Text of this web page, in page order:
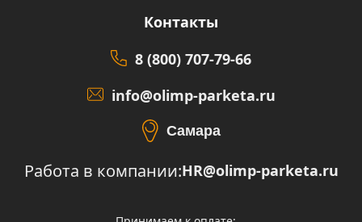
Контакты
8 (800) 707-79-66
info@olimp-parketa.ru
Самара
Работа в компании:HR@olimp-parketa.ru